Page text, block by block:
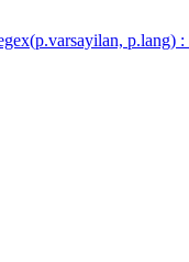
p.lang)